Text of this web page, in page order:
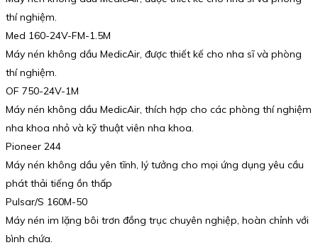
thí nghiệm.
Med 160-24V-FM-1.5M
Máy nén không dầu MedicAir, được thiết kế cho nha sĩ và phòng
thí nghiệm.
OF 750-24V-1M
Máy nén không dầu MedicAir, thích hợp cho các phòng thí nghiệm
nha khoa nhỏ và kỹ thuật viên nha khoa.
Pioneer 244
Máy nén không dầu yên tĩnh, lý tưởng cho mọi ứng dụng yêu cầu
phát thải tiếng ồn thấp
Pulsar/S 160M-50
Máy nén im lặng bôi trơn đồng trục chuyên nghiệp, hoàn chỉnh với
bình chứa.